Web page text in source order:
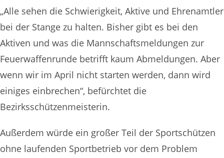
„Alle sehen die Schwierigkeit, Aktive und Ehrenamtler
bei der Stange zu halten. Bisher gibt es bei den
Aktiven und was die Mannschaftsmeldungen zur
Feuerwaffenrunde betrifft kaum Abmeldungen. Aber
wenn wir im April nicht starten werden, dann wird
einiges einbrechen“, befürchtet die
Bezirksschützenmeisterin.
Außerdem würde ein großer Teil der Sportschützen
ohne laufenden Sportbetrieb vor dem Problem